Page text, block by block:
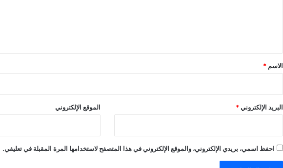
*
الاسم *
البريد الإلكتروني* الموقع الإلكتروني
احفظ اسمي، بريدي الإلكتروني، والموقع الإلكتروني في هذا المتصفح لاستخدامها المرة المقبلة في تعليقي.